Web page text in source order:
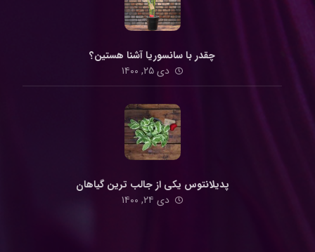
چقدر با سانسوریا آشنا هستین؟
دی ۲۵, ۱۴۰۰
پدیلانتوس یکی از جالب ترین گیاهان
دی ۲۴, ۱۴۰۰